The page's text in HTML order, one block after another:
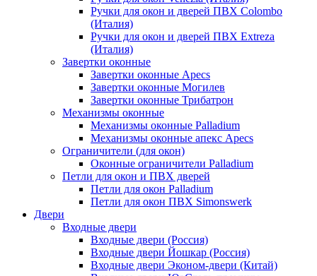
Ручки для окон и дверей ПВХ Colombo
(Италия)
Ручки для окон и дверей ПВХ Extreza
(Италия)
Завертки оконные
Завертки оконные Apecs
Завертки оконные Могилев
Завертки оконные Трибатрон
Механизмы оконные
Механизмы оконные Palladium
Механизмы оконные апекс Apecs
Ограничители (для окон)
Оконные ограничители Palladium
Петли для окон и ПВХ дверей
Петли для окон Palladium
Петли для окон ПВХ Simonswerk
Двери
Входные двери
Входные двери (Россия)
Входные двери Йошкар (Россия)
Входные двери Эконом-двери (Китай)